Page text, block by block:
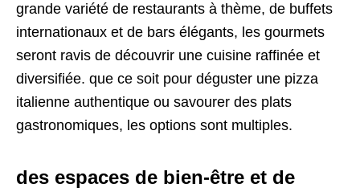
grande variété de restaurants à thème, de buffets
internationaux et de bars élégants, les gourmets
seront ravis de découvrir une cuisine raffinée et
diversifiée. que ce soit pour déguster une pizza
italienne authentique ou savourer des plats
gastronomiques, les options sont multiples.
des espaces de bien-être et de